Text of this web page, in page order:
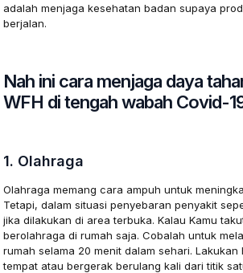
adalah menjaga kesehatan badan supaya
berjalan.
Nah ini cara menjaga daya
WFH di tengah wabah Covid-
1. Olahraga
Olahraga memang cara ampuh untuk
Tetapi, dalam situasi penyebaran penyakit
jika dilakukan di area terbuka. Kalau Kamu
berolahraga di rumah saja. Cobalah untuk
rumah selama 20 menit dalam sehari.
tempat atau bergerak berulang kali dari titik